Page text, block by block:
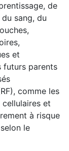
de
sang, du
et
futurs parents
comme les
et
à risque
le